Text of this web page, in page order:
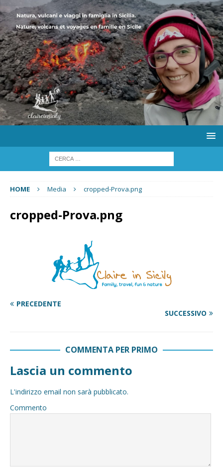
HOME Media cropped-Prova.png
cropped-Prova.png
PRECEDENTE
SUCCESSIVO
COMMENTA PER PRIMO
Lascia un commento
L'indirizzo email non sarà pubblicato.
Commento